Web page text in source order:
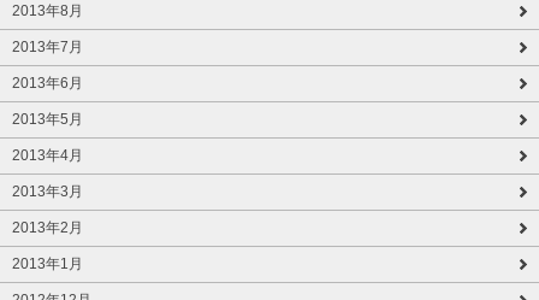
2013年8月
2013年7月
2013年6月
2013年5月
2013年4月
2013年3月
2013年2月
2013年1月